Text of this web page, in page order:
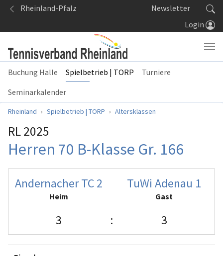
Springe zum Seiteninhalt
Rheinland-Pfalz
Newsletter
Login
Buchung Halle Spielbetrieb | TORP
Turniere
Seminarkalender
Sie sind hier:
Rheinland Spielbetrieb | TORP Altersklassen
RL 2025
Herren 70 B-Klasse Gr. 166
Andernacher TC 2
Heim
TuWi Adenau 1
Gast
3 : 3